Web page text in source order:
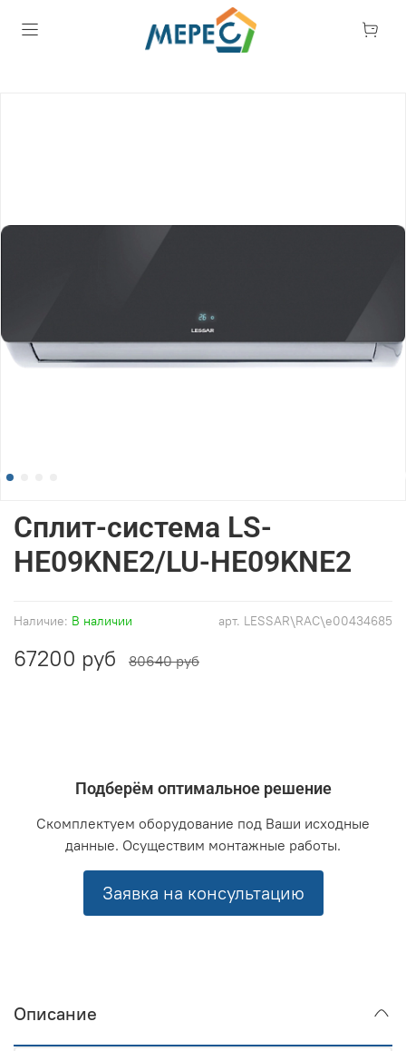
арт. LESSAR\RAC\e00434685
Наличие: В наличии
Сплит-система LS-
HE09KNE2/LU-HE09KNE2
67200 руб 80640 руб
Подберём оптимальное решение
Скомплектуем оборудование под Ваши исходные
данные. Осуществим монтажные работы.
Заявка на консультацию
Описание